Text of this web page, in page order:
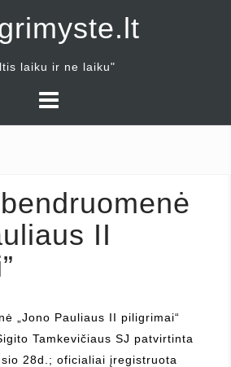
laiku ir ne laiku"
II
„Jono Pauliaus II piligrimai“
Tamkevičiaus SJ patvirtinta
28d.; oficialiai įregistruota